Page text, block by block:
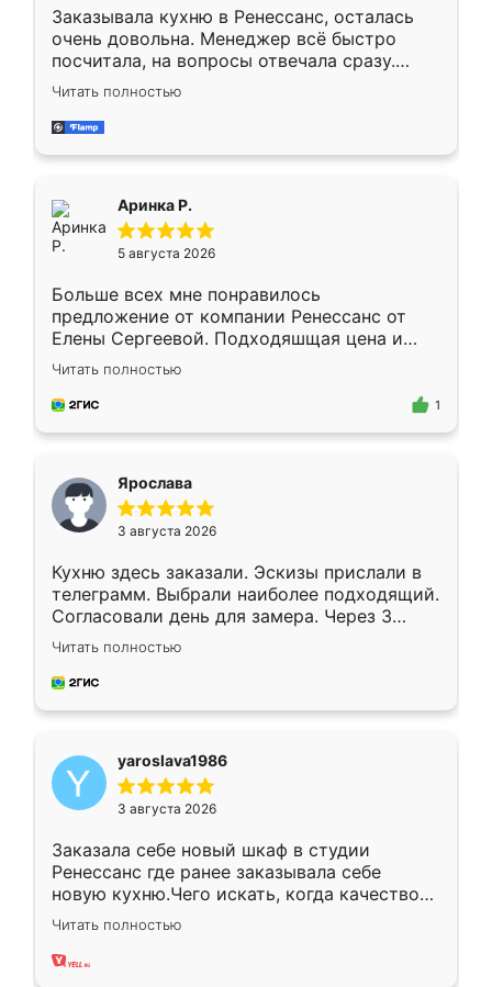
Заказывала кухню в Ренессанс, осталась
очень довольна. Менеджер всё быстро
посчитала, на вопросы отвечала сразу.
Замерщик приехал в субботу, подошёл к
делу со всей ответственностью. Собрали
за день, ребята работали аккуратно, даже
Читать полностью
Аринка Р.
5 августа 2026
Больше всех мне понравилось
предложение от компании Ренессанс от
Елены Сергеевой. Подходяшщая цена и
короткие сроки изготовления. Приехавший
для замера сотрудник Владислав
предложил по моему эскизу самый
Читать полностью
1
Ярослава
3 августа 2026
Кухню здесь заказали. Эскизы прислали в
телеграмм. Выбрали наиболее подходящий.
Согласовали день для замера. Через 3
недели кухня была уже готова. Остались
довольны работой. Спасибо Ренессанс
мебель за качественную работу!
Читать полностью
yaroslava1986
3 августа 2026
Заказала себе новый шкаф в студии
Ренессанс где ранее заказывала себе
новую кухню.Чего искать, когда качеством
вполне довольна. Служит кухня уже почти
два года, нареканий нет.
Читать полностью